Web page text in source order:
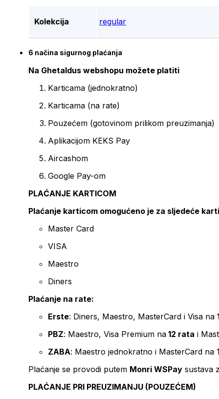
Kolekcija regular
6 načina sigurnog plaćanja
Na Ghetaldus webshopu možete platiti
Karticama (jednokratno)
Karticama (na rate)
Pouzećem (gotovinom prilikom preuzimanja)
Aplikacijom KEKS Pay
Aircashom
Google Pay-om
PLAĆANJE KARTICOM
Plaćanje karticom omogućeno je za sljedeće
Master Card
VISA
Maestro
Diners
Plaćanje na rate:
Erste: Diners, Maestro, MasterCard i Visa na
PBZ: Maestro, Visa Premium na 12 rata i
ZABA: Maestro jednokratno i MasterCard na
Plaćanje se provodi putem Monri WSPay sustava
PLAĆANJE PRI PREUZIMANJU (POUZEĆEM)